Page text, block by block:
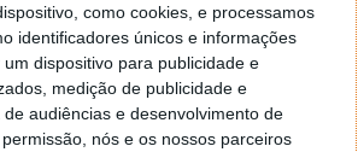
como cookies, e processamos
identificadores únicos e informações
dispositivo para publicidade e
medição de publicidade e
audiências e desenvolvimento de
nós e os nossos parceiros